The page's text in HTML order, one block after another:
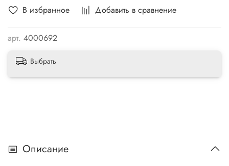
В избранное Добавить в сравнение
арт. 4000692
Выбрать
Описание